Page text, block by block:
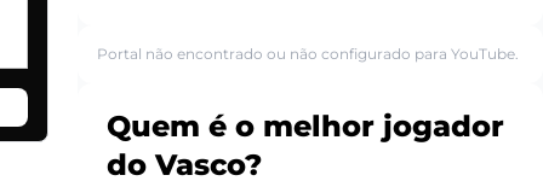
Portal não encontrado ou não configurado para YouTube.
Quem é o melhor jogador
do Vasco?